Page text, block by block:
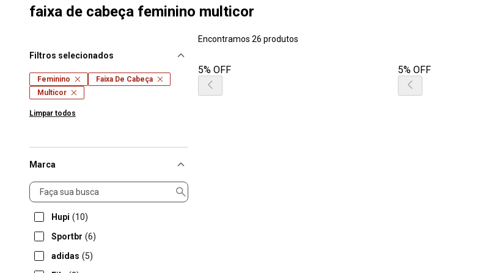
faixa de cabeça feminino multicor
Filtros selecionados
Feminino
Faixa De Cabeça
Multicor
Limpar todos
Marca
Marca
Hupi (10)
Sportbr (6)
adidas (5)
Encontramos 26 produtos
5% OFF 5% OFF